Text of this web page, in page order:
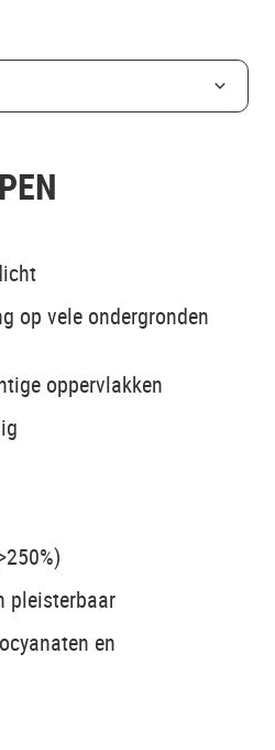
op vele ondergronden
oppervlakken
pleisterbaar
en